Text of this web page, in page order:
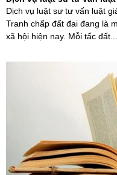
Dịch vụ luật sư tư vấn luật
Tranh chấp đất đai đang là
xã hội hiện nay. Mỗi tấc đất...